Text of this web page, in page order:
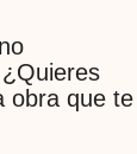
obra que te